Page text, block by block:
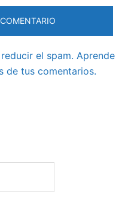
el spam. Aprende
de tus comentarios.